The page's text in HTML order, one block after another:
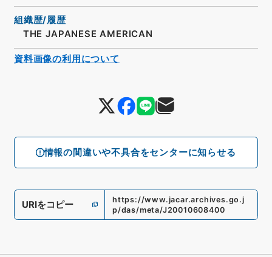
情報の間違いや不具合をセンターに知らせる
組織歴/履歴
THE JAPANESE AMERICAN
URIをコピー
https://www.jacar.archives.go.j
p/das/meta/J20010608400
資料画像の利用について